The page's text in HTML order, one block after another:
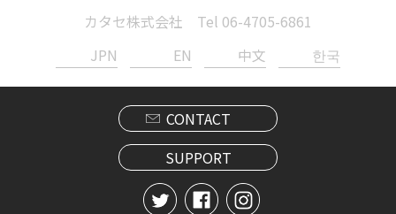
カタセ株式会社 Tel 06-4705-6861
JPN
EN 中文 한국
CONTACT
SUPPORT